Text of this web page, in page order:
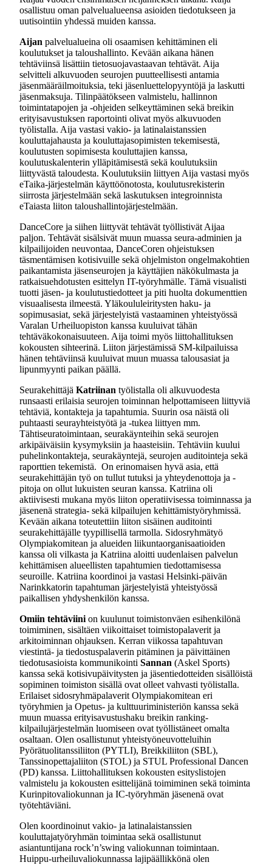
osallistuu oman palvelualueensa asioiden tiedotukseen ja
uutisointiin yhdessä muiden kanssa.
Aijan palvelualueina oli osaamisen kehittäminen eli
koulutukset ja taloushallinto. Kevään aikana hänen
tehtäviinsä lisättiin tietosuojavastaavan tehtävät. Aija
selvitteli alkuvuoden seurojen puutteellisesti antamia
jäsenmääräilmoituksia, teki jäsenluettelopyyntöjä ja laskutti
jäsenmaksuja. Tilinpäätökseen valmistelu, hallinnon
toimintatapojen ja -ohjeiden selkeyttäminen sekä breikin
erityisavustuksen raportointi olivat myös alkuvuoden
työlistalla. Aija vastasi vakio- ja latinalaistanssien
kouluttajahausta ja kouluttajasopimisten tekemisestä,
koulutusten sopimisesta kouluttajien kanssa,
koulutuskalenterin ylläpitämisestä sekä koulutuksiin
liittyvästä taloudesta. Koulutuksiin liittyen Aija vastasi myös
eTaika-järjestelmän käyttöönotosta, koulutusrekisterin
siirrosta järjestelmään sekä laskutuksen integroinnista
eTaiasta liiton taloushallintojärjestelmään.
DanceCore ja siihen liittyvät tehtävät työllistivät Aijaa
paljon. Tehtävät sisälsivät muun muassa seura-adminien ja
kilpailijoiden neuvontaa, DanceCoren ohjeistuksen
täsmentämisen kotisivuille sekä ohjelmiston ongelmakohtien
paikantamista jäsenseurojen ja käyttäjien näkökulmasta ja
ratkaisuehdotusten esittelyn IT-työryhmälle. Tämä visualisti
tuotti jäsen- ja koulutustiedotteet ja piti huolta dokumenttien
visuaalisesta ilmeestä. Yläkoululeiritysten haku- ja
sopimusasiat, sekä järjestelyistä vastaaminen yhteistyössä
Varalan Urheiluopiston kanssa kuuluivat tähän
tehtäväkokonaisuuteen. Aija toimi myös liittohallituksen
kokousten sihteerinä. Liiton järjestämissä SM-kilpailuissa
hänen tehtäviinsä kuuluivat muun muassa talousasiat ja
lipunmyynti paikan päällä.
Seurakehittäjä Katriinan työlistalla oli alkuvuodesta
runsaasti erilaisia seurojen toiminnan helpottamiseen liittyviä
tehtäviä, kontakteja ja tapahtumia. Suurin osa näistä oli
puhtaasti seurayhteistyötä ja -tukea liittyen mm.
Tähtiseuratoimintaan, seurakäynteihin sekä seurojen
arkipäiväisiin kysymyksiin ja haasteisiin. Tehtäviin kuului
puhelinkontakteja, seurakäyntejä, seurojen auditointeja sekä
raporttien tekemistä. On erinomaisen hyvä asia, että
seurakehittäjän työ on tullut tutuksi ja yhteydenottoja ja -
pitoja on ollut lukuisten seuran kanssa. Katriina oli
aktiivisesti mukana myös liiton operatiivisessa toiminnassa ja
jäsenenä strategia- sekä kilpailujen kehittämistyöryhmissä.
Kevään aikana toteutettiin liiton sisäinen auditointi
seurakehittäjälle tyypillisellä tarmolla. Sidosryhmätyö
Olympiakomitean ja alueiden liikuntaorganisaatioiden
kanssa oli vilkasta ja Katriina aloitti uudenlaisen palvelun
kehittämisen alueellisten tapahtumien tiedottamisessa
seuroille. Katriina koordinoi ja vastasi Helsinki-päivän
Narinkkatorin tapahtuman järjestelyistä yhteistyössä
paikallisen yhdyshenkilön kanssa.
Omiin tehtäviini on kuulunut toimistonväen esihenkilönä
toimiminen, sisältäen viikoittaiset toimistopalaverit ja
arkitoiminnan ohjauksen. Kerran viikossa tapahtuvan
viestintä- ja tiedostuspalaverin pitäminen ja päivittäinen
tiedotusasioista kommunikointi Sannan (Askel Sports)
kanssa sekä kotisivupäivitysten ja jäsentiedotteiden sisällöistä
sopiminen toimiston sisällä ovat olleet vahvasti työlistalla.
Erilaiset sidosryhmäpalaverit Olympiakomitean eri
työryhmien ja Opetus- ja kulttuuriministeriön kanssa sekä
muun muassa erityisavustushaku breikin ranking-
kilpailujärjestelmän luomiseen ovat työllistäneet omalta
osaltaan. Olen osallistunut yhteistyöneuvotteluihin
Pyörätuolitanssiliiton (PYTLI), Breikkiliiton (SBL),
Tanssinopettajaliiton (STOL) ja STUL Professional Dancen
(PD) kanssa. Liittohallituksen kokousten esityslistojen
valmistelu ja kokousten esittelijänä toimiminen sekä toiminta
Kurinpitovaliokunnan ja IC-työryhmän jäsenenä ovat
työtehtäviäni.
Olen koordinoinut vakio- ja latinalaistanssien
kouluttajatyöryhmän toimintaa sekä osallistunut
asiantuntijana rock’n’swing valiokunnan toimintaan.
Huippu-urheiluvaliokunnassa lajipäällikkönä olen